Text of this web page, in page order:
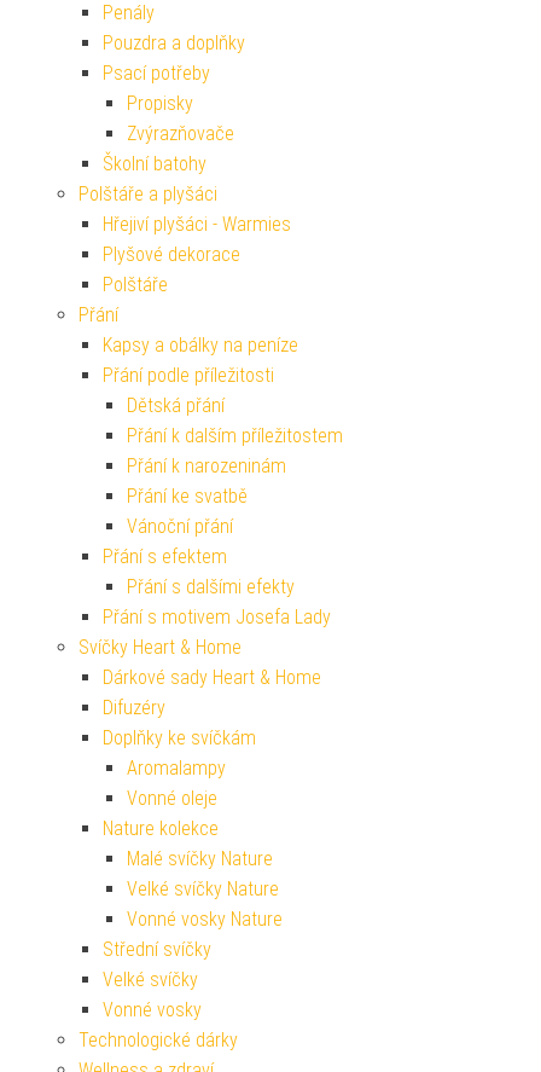
Penály
Pouzdra a doplňky
Psací potřeby
Propisky
Zvýrazňovače
Školní batohy
Polštáře a plyšáci
Hřejiví plyšáci - Warmies
Plyšové dekorace
Polštáře
Přání
Kapsy a obálky na peníze
Přání podle příležitosti
Dětská přání
Přání k dalším příležitostem
Přání k narozeninám
Přání ke svatbě
Vánoční přání
Přání s efektem
Přání s dalšími efekty
Přání s motivem Josefa Lady
Svíčky Heart & Home
Dárkové sady Heart & Home
Difuzéry
Doplňky ke svíčkám
Aromalampy
Vonné oleje
Nature kolekce
Malé svíčky Nature
Velké svíčky Nature
Vonné vosky Nature
Střední svíčky
Velké svíčky
Vonné vosky
Technologické dárky